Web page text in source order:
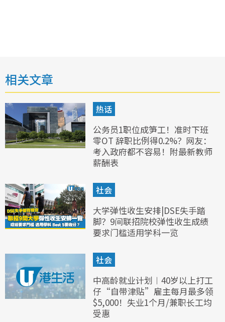
相关文章
热话
公务员1职位成笋工！准时下班
零OT 辞职比例得0.2%？网友：
考入政府都不容易！附最新教师
薪酬表
社会
大学弹性收生安排|DSE失手踏
脚？9间联招院校弹性收生成绩
要求门槛适用学科一览
社会
中高龄就业计划︱40岁以上打工
仔“自带津贴”雇主每月最多领
$5,000！失业1个月/兼职长工均
受惠